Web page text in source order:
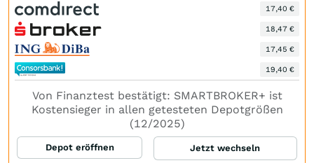
17,40 €
18,47 €
17,45 €
19,40 €
Von Finanztest bestätigt: SMARTBROKER+ ist
Kostensieger in allen getesteten Depotgrößen
(12/2025)
Depot eröffnen Jetzt wechseln